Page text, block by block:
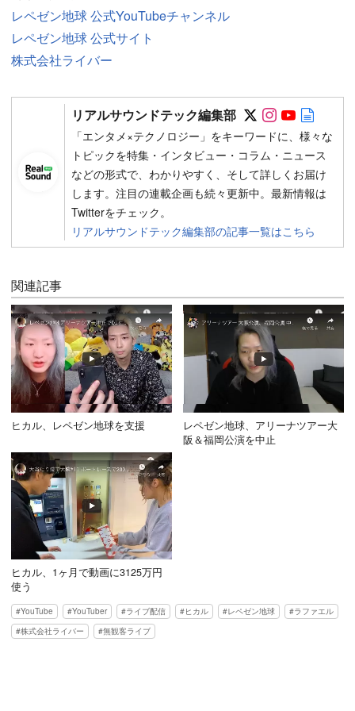
レペゼン地球 公式YouTubeチャンネル
レペゼン地球 公式サイト
株式会社ライバー
リアルサウンドテック編集部 Follow on
Follow on
Follow
「エンタメ×テクノロジー」をキーワードに、様々な
トピックを特集・インタビュー・コラム・ニュース
などの形式で、わかりやすく、そして詳しくお届け
します。注目の連載企画も続々更新中。最新情報は
Twitterをチェック。
リアルサウンドテック編集部の記事一覧はこちら
関連記事
ヒカル、レペゼン地球を支援
レペゼン地球、アリーナツアー大
阪＆福岡公演を中止
ヒカル、1ヶ月で動画に3125万円
使う
YouTube YouTuber ライブ配信 ヒカル レペゼン地球
ラファエル
株式会社ライバー
無観客ライブ